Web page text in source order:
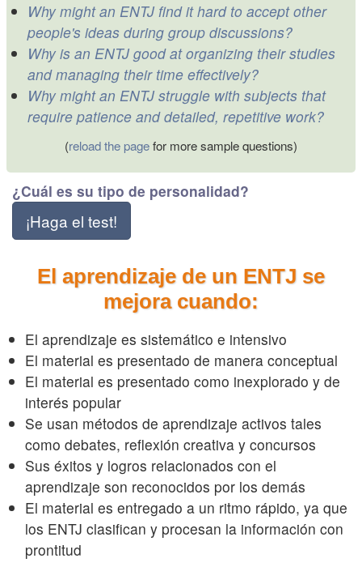
Why might an ENTJ find it hard to accept other
people's ideas during group discussions?
Why is an ENTJ good at organizing their studies
and managing their time effectively?
Why might an ENTJ struggle with subjects that
require patience and detailed, repetitive work?
(reload the pagefor more sample questions)
¿Cuál es su tipo de personalidad?
¡Haga el test!
El aprendizaje de un ENTJ se
mejora cuando:
El aprendizaje es sistemático e intensivo
El material es presentado de manera conceptual
El material es presentado como inexplorado y de
interés popular
Se usan métodos de aprendizaje activos tales
como debates, reflexión creativa y concursos
Sus éxitos y logros relacionados con el
aprendizaje son reconocidos por los demás
El material es entregado a un ritmo rápido, ya que
los ENTJ clasifican y procesan la información con
prontitud